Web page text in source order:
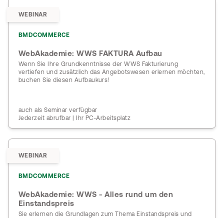
WEBINAR
BMDCOMMERCE
WebAkademie: WWS FAKTURA Aufbau
Wenn Sie Ihre Grundkenntnisse der WWS Fakturierung
vertiefen und zusätzlich das Angebotswesen erlernen möchten,
buchen Sie diesen Aufbaukurs!
auch als Seminar verfügbar
Jederzeit abrufbar | Ihr PC-Arbeitsplatz
WEBINAR
BMDCOMMERCE
WebAkademie: WWS - Alles rund um den
Einstandspreis
Sie erlernen die Grundlagen zum Thema Einstandspreis und